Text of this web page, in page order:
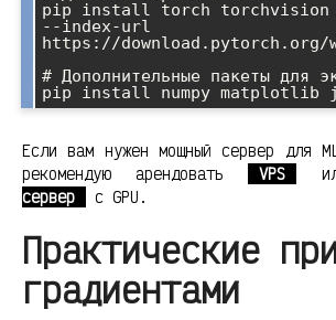
pip install torch torchvision
--index-url
https://download.pytorch.org/
# Дополнительные пакеты для
Если вам нужен мощный сервер для
рекомендую арендовать
VPS
сервер
с GPU.
Практические
градиентами